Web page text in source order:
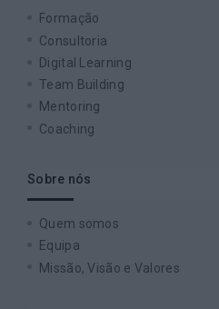
Formação
Consultoria
Digital Learning
Team Building
Mentoring
Coaching
Sobre nós
Quem somos
Equipa
Missão, Visão e Valores